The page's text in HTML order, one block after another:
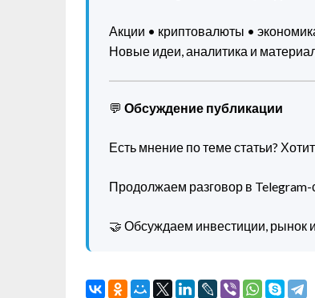
Акции • криптовалюты •
Новые идеи, аналитика и
💬 Обсуждение публикации
Есть мнение по теме статьи?
Продолжаем разговор в
🤝 Обсуждаем инвестиции, рынок